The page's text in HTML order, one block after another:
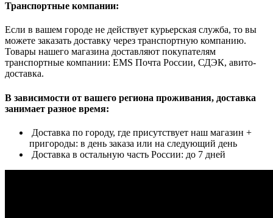
Транспортные компании:
Если в вашем городе не действует курьерская служба, то вы
можете заказать доставку через транспортную компанию.
Товары нашего магазина доставляют покупателям
транспортные компании: EMS Почта России, СДЭК, авито-
доставка.
В зависимости от вашего региона проживания, доставка
занимает разное время:
Доставка по городу, где присутствует наш магазин +
пригороды: в день заказа или на следующий день
Доставка в остальную часть России: до 7 дней